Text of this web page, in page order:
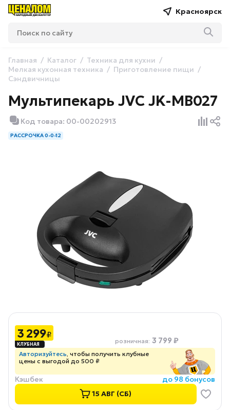
Красноярск
Главная Каталог
Техника для кухни
Мелкая кухонная техника
Приготовление пищи
Сэндвичницы
Мультипекарь JVC JK-MB027
Код товара: 00-00202913
РАССРОЧКА 0-0-12
3 299₽
розничная: 3 799 ₽
Авторизуйтесь, чтобы получить клубные
цены с выгодой до 500 ₽
Кэшбек
до 98 бонусов
15 АВГ (СБ)